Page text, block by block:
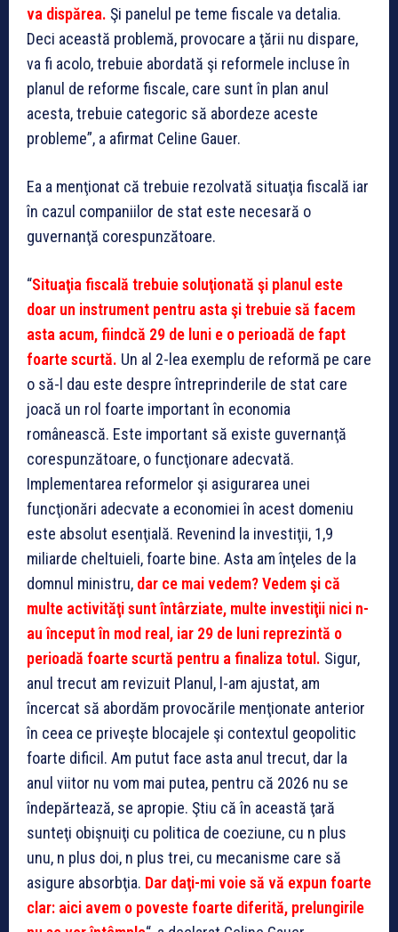
va dispărea. Şi panelul pe teme fiscale va detalia.
Deci această problemă, provocare a ţării nu dispare,
va fi acolo, trebuie abordată şi reformele incluse în
planul de reforme fiscale, care sunt în plan anul
acesta, trebuie categoric să abordeze aceste
probleme”, a afirmat Celine Gauer.
Ea a menţionat că trebuie rezolvată situaţia fiscală iar
în cazul companiilor de stat este necesară o
guvernanţă corespunzătoare.
“Situaţia fiscală trebuie soluţionată şi planul este
doar un instrument pentru asta şi trebuie să facem
asta acum, fiindcă 29 de luni e o perioadă de fapt
foarte scurtă. Un al 2-lea exemplu de reformă pe care
o să-l dau este despre întreprinderile de stat care
joacă un rol foarte important în economia
românească. Este important să existe guvernanţă
corespunzătoare, o funcţionare adecvată.
Implementarea reformelor şi asigurarea unei
funcţionări adecvate a economiei în acest domeniu
este absolut esenţială. Revenind la investiţii, 1,9
miliarde cheltuieli, foarte bine. Asta am înţeles de la
domnul ministru, dar ce mai vedem? Vedem şi că
multe activităţi sunt întârziate, multe investiţii nici n-
au început în mod real, iar 29 de luni reprezintă o
perioadă foartescurtă pentru a finaliza totul. Sigur,
anul trecut am revizuit Planul, l-am ajustat, am
încercat să abordăm provocările menţionate anterior
în ceea ce priveşte blocajele şi contextul geopolitic
foarte dificil. Am putut face asta anul trecut, dar la
anul viitor nu vom mai putea, pentru că 2026 nu se
îndepărtează, se apropie. Ştiu că în această ţară
sunteţi obişnuiţi cu politica de coeziune, cu n plus
unu, n plus doi, n plus trei, cu mecanisme care să
asigure absorbţia. Dar daţi-mi voie să vă expun foarte
clar: aici avem o poveste foarte diferită, prelungirile